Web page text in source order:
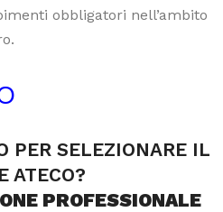
obbligatori nell’ambito
PER SELEZIONARE IL
ATECO?
PROFESSIONALE